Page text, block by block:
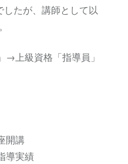
たが、講師として以
→上級資格「指導員」
開講
導実績